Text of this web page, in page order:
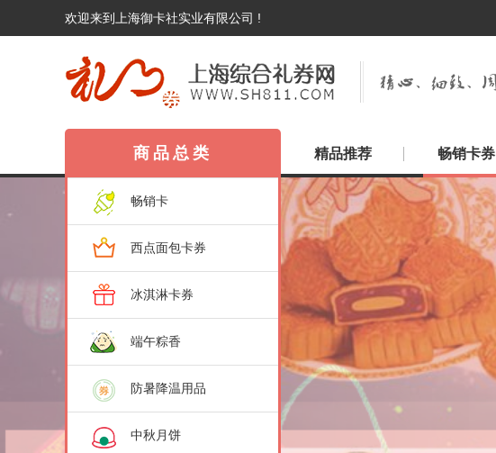
欢迎来到上海御卡社实业有限公司 !
商品总类
畅销卡
西点面包卡券
冰淇淋卡券
端午粽香
防暑降温用品
中秋月饼
精品推荐 畅销卡券